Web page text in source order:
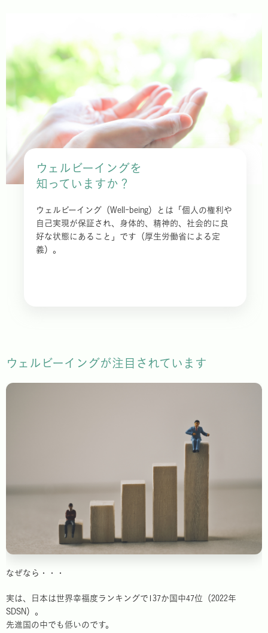
ウェルビーイングを
知っていますか？
ウェルビーイング（Well-being）とは「個人の権利や
自己実現が保証され、身体的、精神的、社会的に良
好な状態にあること」です（厚生労働省による定
義）。
ウェルビーイングが注目されています
なぜなら・・・
実は、日本は世界幸福度ランキングで137か国中47位（2022年
SDSN）。
先進国の中でも低いのです。